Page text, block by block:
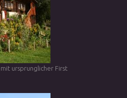
ursprunglicher First